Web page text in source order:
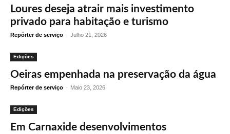
Loures deseja atrair mais investimento
privado para habitação e turismo
Repórter de serviço - Julho 21, 2026
Edições
Oeiras empenhada na preservação da água
Repórter de serviço - Maio 23, 2026
Edições
Em Carnaxide desenvolvimentos